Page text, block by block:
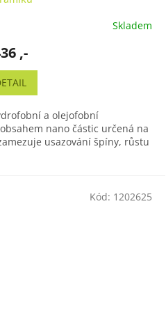
Skladem
,-
a olejofobní
nano částic určená na
usazování špíny, růstu
Kód: 1202625